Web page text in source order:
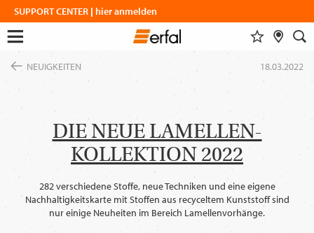
Zum
springen
Menu
öffnen
MERKLISTE
FACHHÄNDLERSUCHE
GoogleMaps
Einmalig erlauben
Immer erlauben
SUCHE
DESIGN & INSPIRATION
DESIGNFINDER
WOHNINSPIRATIONEN
SCHATTENFINDER
FARBGRUPPENFINDER
PRODUKTE
SICHT- & SONNENSCHUTZ
INSEKTENSCHUTZ
VORHANGSTANGEN & -SCHIENEN
SMART HOME
COFLEX FARBPROGRAMM
UNTERNEHMEN
MESSEN
SERVICE
ÜBER ERFAL
KARRIERE
MAGAZIN
NEUIGKEITEN
EINBLICKE
SUPPORT CENTER | hier anmelden
NEUIGKEITEN 18.03.2022
DIE NEUE LAMELLEN-
KOLLEKTION 2022
282 verschiedene Stoffe, neue Techniken und eine eigene
Nachhaltigkeitskarte mit Stoffen aus recyceltem Kunststoff sind
nur einige Neuheiten im Bereich Lamellenvorhänge.